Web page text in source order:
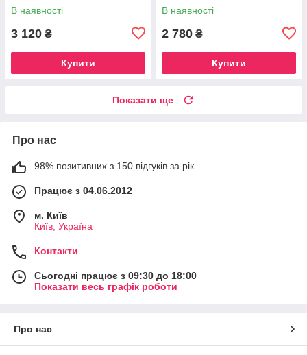
В наявності
3 120 ₴
Купити
В наявності
2 780 ₴
Купити
Показати ще
Про нас
98% позитивних з 150 відгуків за рік
Працює з 04.06.2012
м. Київ
Київ, Україна
Контакти
Сьогодні працює з 09:30 до 18:00
Показати весь графік роботи
Про нас